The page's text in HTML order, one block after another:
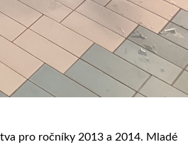
pro ročníky 2013 a 2014. Mladé